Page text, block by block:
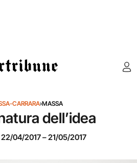
CARRARA›MASSA
dell’idea
22/04/2017–21/05/2017